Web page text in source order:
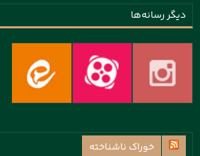
دیگر رسانه‌ها
خوراک ناشناخته